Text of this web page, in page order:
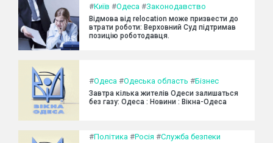
#Київ #Одеса #Законодавство
Відмова від relocation може призвести до
втрати роботи: Верховний Суд підтримав
позицію роботодавця.
#Одеса #Одеська область #Бізнес
Завтра кілька жителів Одеси залишаться
без газу: Одеса : Новини : Вікна-Одеса
#Політика #Росія #Служба безпеки